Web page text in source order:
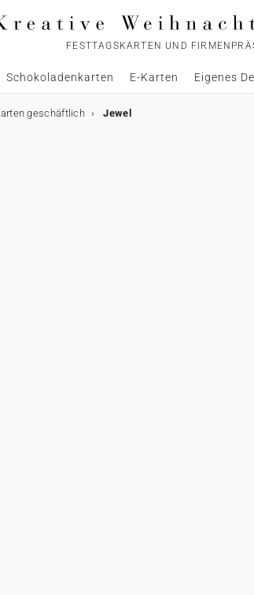
FESTTAGSKARTEN UND
Schokoladenkarten E-Karten Eigenes
geschäftlich Jewel